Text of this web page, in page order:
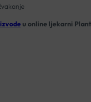
u online ljekarni